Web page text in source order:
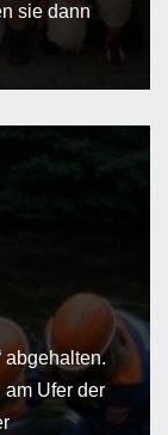
sie dann
abgehalten.
Ufer der